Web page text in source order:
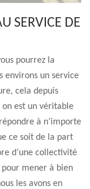
SERVICE DE
pourrez la
environs un service
cela depuis
on est un véritable
à n’importe
ce soit de la part
d’une collectivité
pour mener à bien
les avons en